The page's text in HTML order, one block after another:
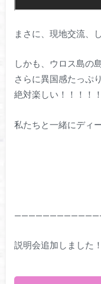
まさに、現地交流、
しかも、ウロス島の
さらに異国感たっぷ
絶対楽しい！！！！
私たちと一緒にディ
説明会追加しました